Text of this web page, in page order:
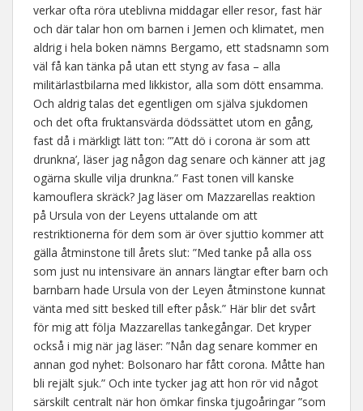
verkar ofta röra uteblivna middagar eller resor, fast här
och där talar hon om barnen i Jemen och klimatet, men
aldrig i hela boken nämns Bergamo, ett stadsnamn som
väl få kan tänka på utan ett styng av fasa – alla
militärlastbilarna med likkistor, alla som dött ensamma.
Och aldrig talas det egentligen om själva sjukdomen
och det ofta fruktansvärda dödssättet utom en gång,
fast då i märkligt lätt ton: ”’Att dö i corona är som att
drunkna’, läser jag någon dag senare och känner att jag
ogärna skulle vilja drunkna.” Fast tonen vill kanske
kamouflera skräck? Jag läser om Mazzarellas reaktion
på Ursula von der Leyens uttalande om att
restriktionerna för dem som är över sjuttio kommer att
gälla åtminstone till årets slut: ”Med tanke på alla oss
som just nu intensivare än annars längtar efter barn och
barnbarn hade Ursula von der Leyen åtminstone kunnat
vänta med sitt besked till efter påsk.” Här blir det svårt
för mig att följa Mazzarellas tankegångar. Det kryper
också i mig när jag läser: ”Nån dag senare kommer en
annan god nyhet: Bolsonaro har fått corona. Måtte han
bli rejält sjuk.” Och inte tycker jag att hon rör vid något
särskilt centralt när hon ömkar finska tjugoåringar ”som